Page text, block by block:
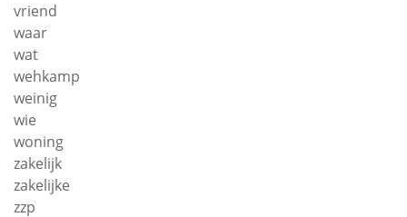
vriend
waar
wat
wehkamp
weinig
wie
woning
zakelijk
zakelijke
zzp